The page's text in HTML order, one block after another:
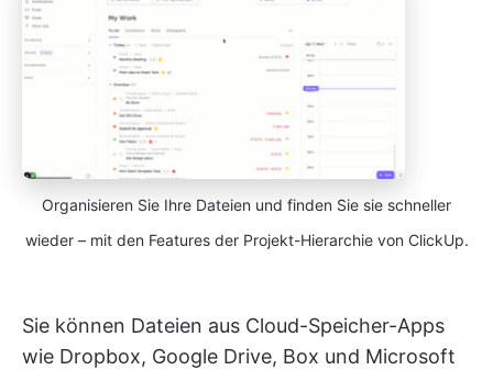
Organisieren Sie Ihre Dateien und finden Sie sie schneller
wieder – mit den Features der Projekt-Hierarchie von ClickUp.
Sie können Dateien aus Cloud-Speicher-Apps
wie Dropbox, Google Drive, Box und Microsoft